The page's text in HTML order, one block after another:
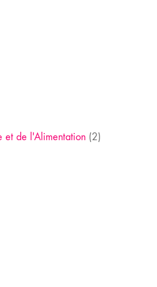
et de l'Alimentation (2)